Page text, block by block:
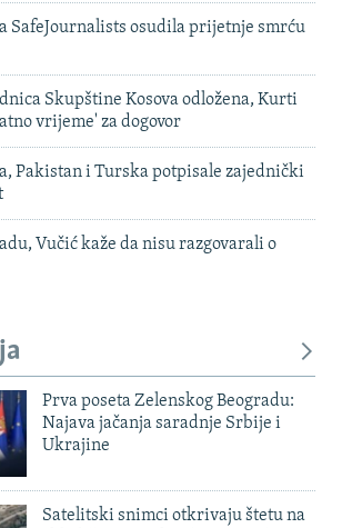
SafeJournalists osudila prijetnje smrću
Skupštine Kosova odložena, Kurti
vrijeme' za dogovor
Pakistan i Turska potpisale zajednički
Vučić kaže da nisu razgovarali o
Prva poseta Zelenskog Beogradu:
Najava jačanja saradnje Srbije i
Ukrajine
Satelitski snimci otkrivaju štetu na